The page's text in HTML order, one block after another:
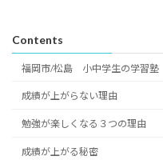
Contents
福岡市/松島 小中学生の学習塾
成績が上がらない理由
勉強が楽しくなる３つの理由
成績が上がる秘密